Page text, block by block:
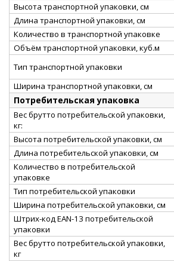
Высота транспортной упаковки, см
Длина транспортной упаковки, см
Количество в транспортной упаковке
Объём транспортной упаковки, куб.м
Тип транспортной упаковки
Ширина транспортной упаковки, см
Потребительская упаковка
Вес брутто потребительской упаковки,
кг:
Высота потребительской упаковки, см
Длина потребительской упаковки, см
Количество в потребительской
упаковке
Тип потребительской упаковки
Ширина потребительской упаковки, см
Штрих-код EAN-13 потребительской
упаковки
Вес брутто потребительской упаковки,
кг